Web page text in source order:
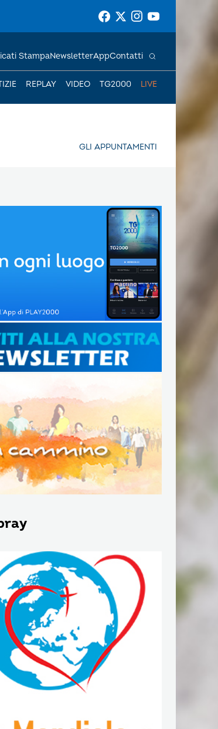
REPLAY VIDEO TG2000 LIVE
StampaNewsletterAppContatti
GLI APPUNTAMENTI